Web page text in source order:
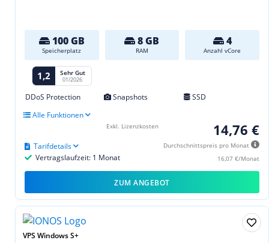
100 GB
Speicherplatz
8 GB
RAM
4
Anzahl vCore
1,2 Sehr Gut
01/2026
DDoS Protection Snapshots
SSD
Alle Funktionen
14,76 €
Durchschnittspreis pro Monat
16,07 €/Monat
Vertragslaufzeit: 1 Monat
Tarifdetails
Exkl. Lizenzkosten
ZUM ANGEBOT
VPS Windows S+